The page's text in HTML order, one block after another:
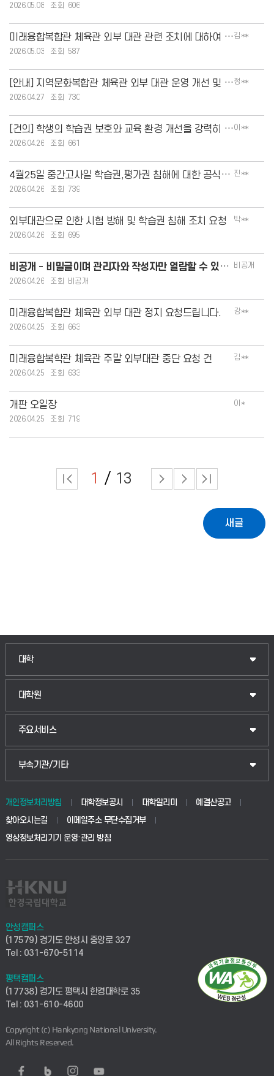
2026.05.08
606
미래융합복합관 체육관 외부 대관 관련 조치에 대하여 감사드립니다. 김**
2026.05.03
587
[안내] 지역문화복합관 체육관 외부 대관 운영 개선 및 대관 제한 안내 정**
2026.04.27
730
[건의] 학생의 학습권 보호와 교육 환경 개선을 강력히 촉구합니다 이**
2026.04.26
661
4월25일 중간고사일 학습권,평가권 침해에 대한 공식적인 사과 요구 합니다. 진**
2026.04.26
739
외부대관으로 인한 시험 방해 및 학습권 침해 조치 요청
박**
2026.04.26
695
비공개 - 비밀글이며 관리자와 작성자만 열람할 수 있습니다.
비공개
2026.04.26
비공개
미래융합복합관 체육관 외부 대관 정지 요청드립니다.
강**
2026.04.25
663
미래융합복학관 체육관 주말 외부대관 중단 요청 건
김**
2026.04.25
633
개판 오일장
이*
2026.04.25
719
1 13
대학
대학원
주요서비스
부속기관/기타
개인정보처리방침 대학정보공시 대학알리미
예결산공고
찾아오시는길
이메일주소 무단수집거부
영상정보처리기기 운영·관리 방침
안성캠퍼스
(17579) 경기도 안성시 중앙로 327
Tel : 031-670-5114
평택캠퍼스
(17738) 경기도 평택시 한경대학로 35
Tel : 031-610-4600
Copyright (c) Hankyong National University.
All Rights Reserved.